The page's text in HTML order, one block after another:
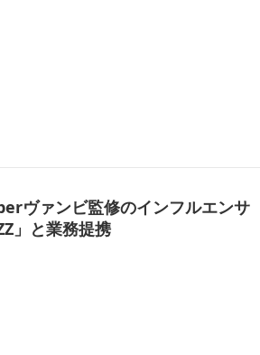
ヴァンビ監修のインフルエンサ
」と業務提携